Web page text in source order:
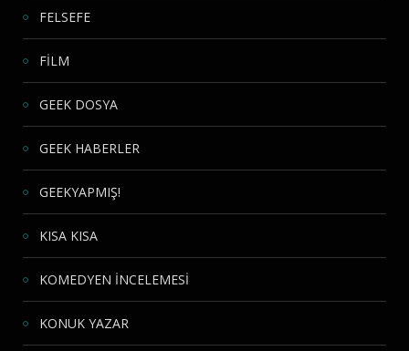
FELSEFE
FİLM
GEEK DOSYA
GEEK HABERLER
GEEKYAPMIŞ!
KISA KISA
KOMEDYEN İNCELEMESİ
KONUK YAZAR